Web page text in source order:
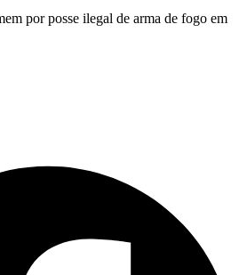
por posse ilegal de arma de fogo em